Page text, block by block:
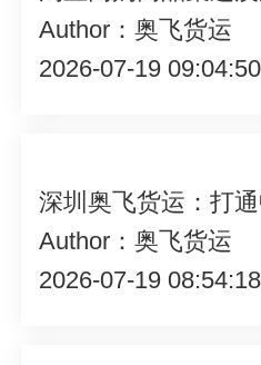
Author：奥飞货运
2026-07-19 09:04:50
Author：奥飞货运
2026-07-19 08:54:18